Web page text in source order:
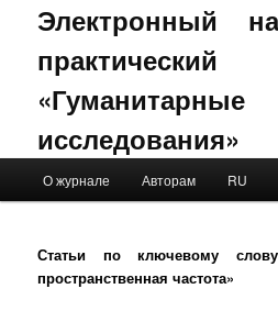
Электронный
исследования»
Skip to primary content
Skip to secondary content
О журнале Авторам RU
Статьи по ключевому
пространственная частота»